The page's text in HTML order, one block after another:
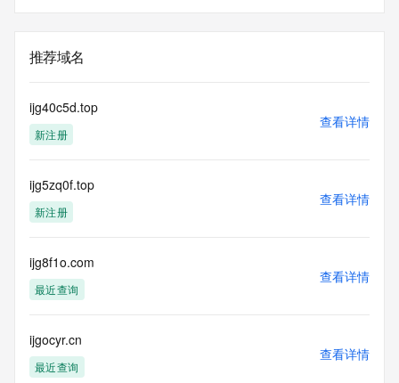
推荐域名
ijg40c5d.top
新注册
查看详情
ijg5zq0f.top
新注册
查看详情
ijg8f1o.com
最近查询
查看详情
ijgocyr.cn
最近查询
查看详情